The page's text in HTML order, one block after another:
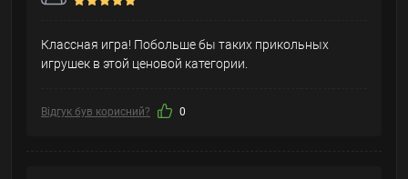
Классная игра! Побольше бы таких прикольных
игрушек в этой ценовой категории.
Відгук був корисний? 0